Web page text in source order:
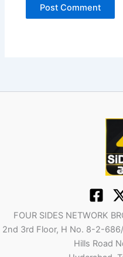
FOUR SIDES NETWORK
2nd 3rd Floor, H No. 8-2-
Hills Road